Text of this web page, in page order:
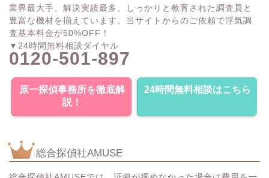
業界最大手、解決実績最多、しっかりと教育された調査員と
豊富な機材を揃えています。当サイトからのご依頼で浮気調
査基本料金が50%OFF！
▼24時間無料相談ダイヤル
0120-501-897
原一探偵事務所を徹底解
説！
24時間無料相談はこちら
総合探偵社AMUSE